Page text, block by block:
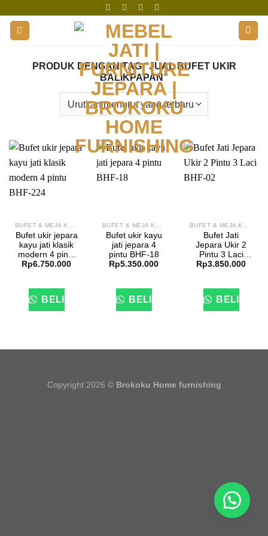
content
PRODUK DENGAN TAG “JUAL BUFET UKIR
BALIKPAPAN”
Bufet ukir jepara
kayu jati klasik
modern 4 pintu
BHF-224
Rp6.750.000
BELI
Bufet ukir kayu
jati jepara 4
pintu BHF-18
Rp5.350.000
BELI
Bufet Jati
Jepara Ukir 2
Pintu 3 Laci
BHF-02
Rp3.850.000
BELI
Copyright 2026 © Brokoku Home furnishing